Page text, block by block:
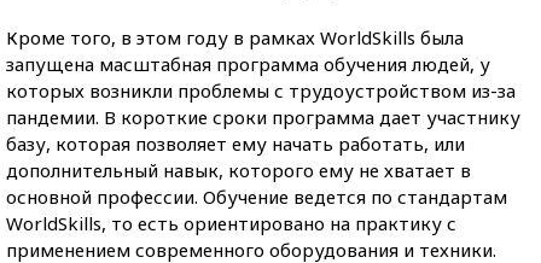
Кроме того, в этом году в рамках WorldSkills была
запущена масштабная программа обучения людей, у
которых возникли проблемы с трудоустройством из-за
пандемии. В короткие сроки программа дает участнику
базу, которая позволяет ему начать работать, или
дополнительный навык, которого ему не хватает в
основной профессии. Обучение ведется по стандартам
WorldSkills, то есть ориентировано на практику с
применением современного оборудования и техники.